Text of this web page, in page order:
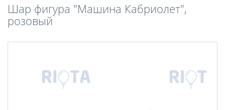
Шар фигура "Машина Кабриолет",
розовый